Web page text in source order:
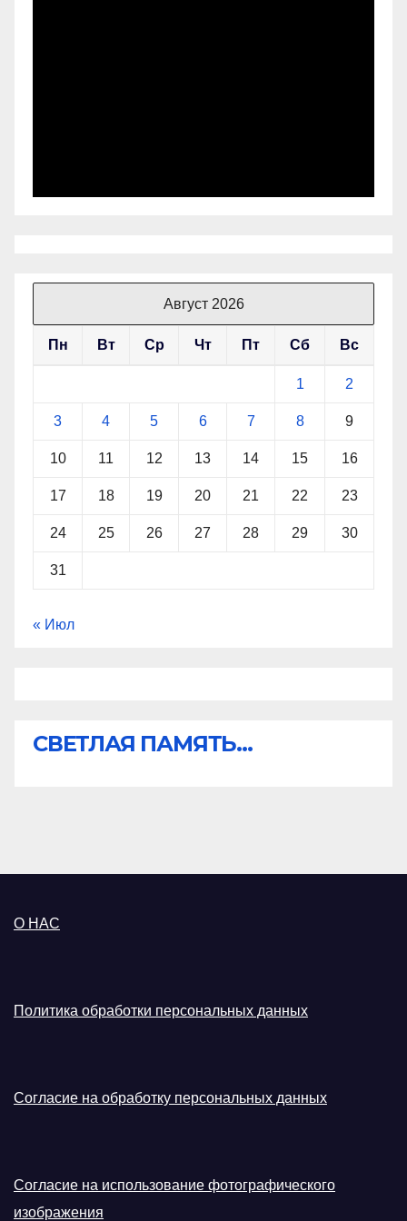
Август 2026
Пн Вт Ср Чт Пт Сб Вс
1 2
3 4 5 6 7 8 9
10 11 12 13 14 15 16
17 18 19 20 21 22 23
24 25 26 27 28 29 30
31
« Июл
СВЕТЛАЯ ПАМЯТЬ...
О НАС
Политика обработки персональных данных
Согласие на обработку персональных данных
Согласие на использование фотографического
изображения